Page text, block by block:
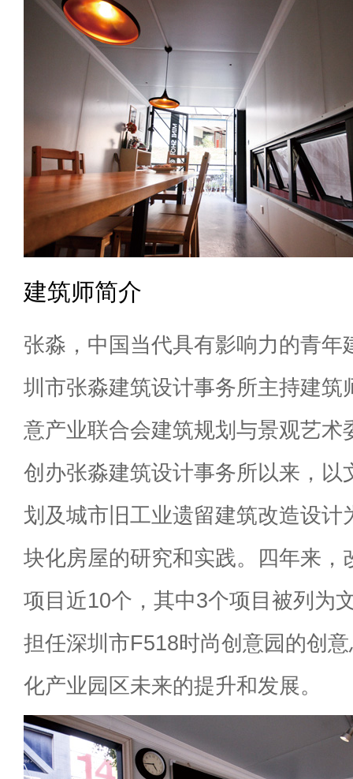
建筑师简介
张淼，中国当代具有影响力的青年
圳市张淼建筑设计事务所主持建筑
意产业联合会建筑规划与景观艺术
创办张淼建筑设计事务所以来，以
划及城市旧工业遗留建筑改造设计
块化房屋的研究和实践。四年来，
项目近10个，其中3个项目被列为
担任深圳市F518时尚创意园的创
化产业园区未来的提升和发展。